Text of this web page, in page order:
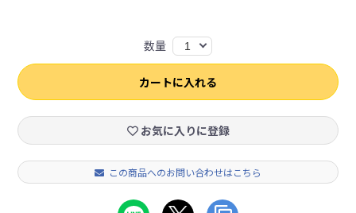
数量 1
カートに入れる
お気に入りに登録
この商品へのお問い合わせはこちら